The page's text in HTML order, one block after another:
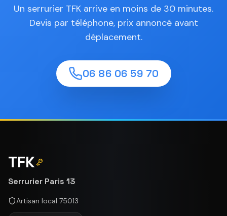
Un serrurier TFK arrive en moins de 30 minutes.
Devis par téléphone, prix annoncé avant
déplacement.
06 86 06 59 70
TFK
Serrurier Paris 13
Artisan local 75013